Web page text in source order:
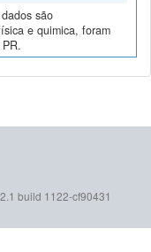
são
e quimica, foram
build 1122-cf90431